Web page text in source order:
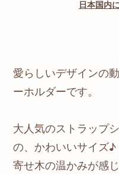
日本国内
愛らしいデザインの
ーホルダーです。
大人気のストラップ
の、かわいいサイズ♪
寄せ木の温かみが感